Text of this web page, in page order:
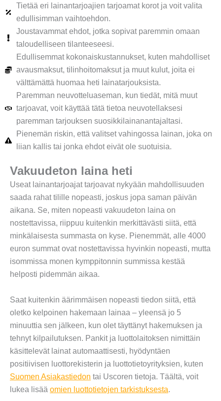
Tietää eri lainantarjoajien tarjoamat korot ja voit valita
edullisimman vaihtoehdon.
Joustavammat ehdot, jotka sopivat paremmin omaan
taloudelliseen tilanteeseesi.
Edullisemmat kokonaiskustannukset, kuten mahdolliset
avausmaksut, tilinhoitomaksut ja muut kulut, joita ei
välttämättä huomaa heti lainatarjouksista.
Paremman neuvotteluaseman, kun tiedät, mitä muut
tarjoavat, voit käyttää tätä tietoa neuvotellaksesi
paremman tarjouksen suosikkilainanantajaltasi.
Pienemän riskin, että valitset vahingossa lainan, joka on
liian kallis tai jonka ehdot eivät ole suotuisia.
Vakuudeton laina heti
Useat lainantarjoajat tarjoavat nykyään mahdollisuuden
saada rahat tilille nopeasti, joskus jopa saman päivän
aikana. Se, miten nopeasti vakuudeton laina on
nostettavissa, riippuu kuitenkin merkittävästi siitä, että
minkälaisesta summasta on kyse. Pienemmät, alle 4000
euron summat ovat nostettavissa hyvinkin nopeasti, mutta
isommissa monen kymppitonnin summissa kestää
helposti pidemmän aikaa.
Saat kuitenkin äärimmäisen nopeasti tiedon siitä, että
oletko kelpoinen hakemaan lainaa – yleensä jo 5
minuuttia sen jälkeen, kun olet täyttänyt hakemuksen ja
tehnyt kilpailutuksen. Pankit ja luottolaitoksen nimittäin
käsittelevät lainat automaattisesti, hyödyntäen
positiivisen luottorekisterin ja luottotietoyrityksien, kuten
Suomen Asiakastiedon tai Uscoren tietoja. Täältä, voit
lukea lisää omien luottotietojen tarkistuksesta.